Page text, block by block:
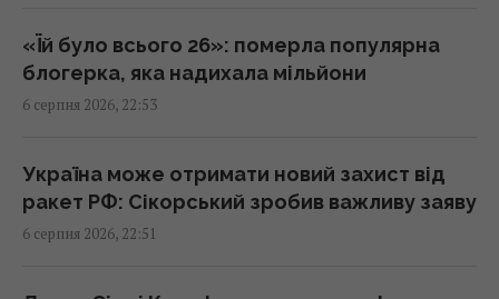
Чим Україна може знищувати "Іскандери":
експерти назвали єдиний реальний варіант
21:24 четвер, 06 серпня 2026
Місяць: вчені розповіли про побачене в
телескоп
20:58 четвер, 06 серпня 2026
«Їй було всього 26»: померла популярна
блогерка, яка надихала мільйони
6 серпня 2026, 22:53
Україна може отримати новий захист від
ракет РФ: Сікорський зробив важливу заяву
6 серпня 2026, 22:51